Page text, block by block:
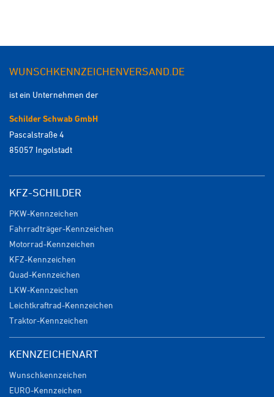
WUNSCHKENNZEICHENVERSAND.DE
ist ein Unternehmen der
Schilder Schwab GmbH
Pascalstraße 4
85057 Ingolstadt
KFZ-SCHILDER
PKW-Kennzeichen
Fahrradträger-Kennzeichen
Motorrad-Kennzeichen
KFZ-Kennzeichen
Quad-Kennzeichen
LKW-Kennzeichen
Leichtkraftrad-Kennzeichen
Traktor-Kennzeichen
KENNZEICHENART
Wunschkennzeichen
EURO-Kennzeichen